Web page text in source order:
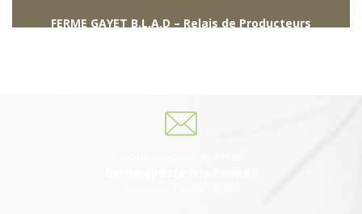
FERME GAYET B.L.A.D – Relais de Producteurs